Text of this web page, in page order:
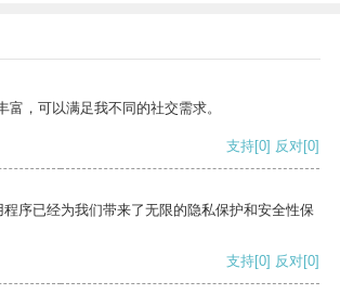
富，可以满足我不同的社交需求。
支持[0] 反对[0]
序已经为我们带来了无限的隐私保护和安全性保
支持[0] 反对[0]